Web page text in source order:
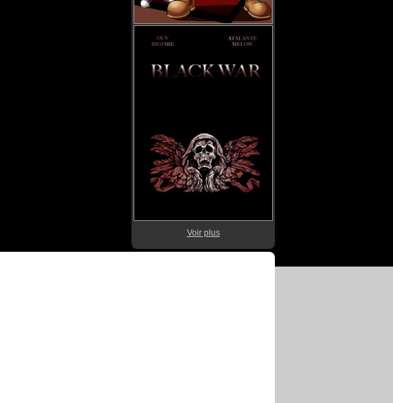
Voir plus